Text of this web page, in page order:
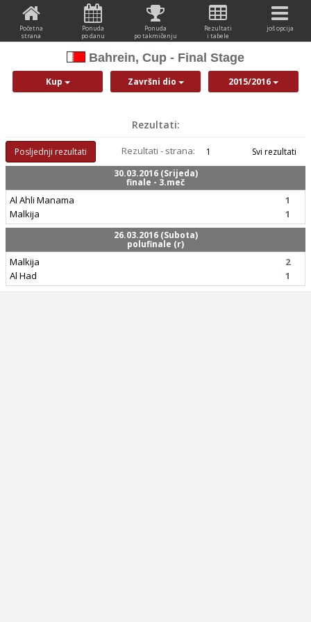
Početna
strana
Ponuda
po danu
Ponuda
po takmičenju
Rezultati
i tabele
još opcija
Bahrein, Cup - Final Stage
Kup Završni dio 2015/2016
Rezultati:
Posljednji rezultati Rezultati - strana: 1
Svi rezultati
30.03.2016 (Srijeda)
finale - 3.meč
Al Ahli Manama
Malkija
1
1
26.03.2016 (Subota)
polufinale (r)
Malkija
Al Had
2
1